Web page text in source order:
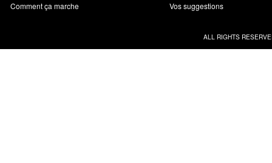
Comment ça marche
Vos suggestions
ALL RIGHTS